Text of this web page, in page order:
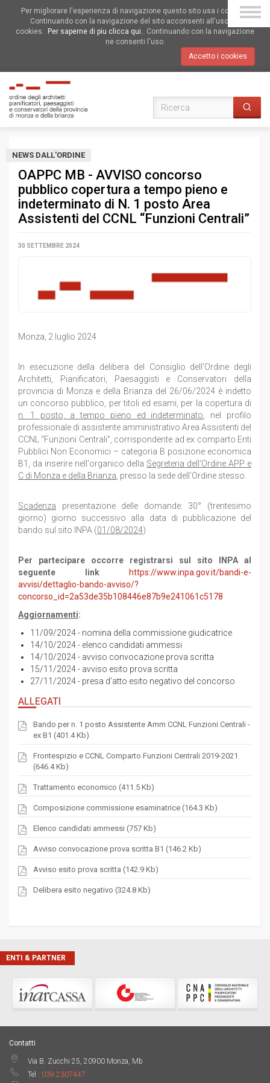
Per migliorare l'esperienza di navigazione questo sito usa i cookies.
Continuando con la navigazione del sito acconsenti all'uso dei
cookies.
Per saperne di piu clicca qui.. Continuando con la navigazione
ne consenti l'uso.
Accetto i cookies
NEWS DALL'ORDINE
OAPPC MB - AVVISO concorso
pubblico copertura a tempo pieno e
indeterminato di N. 1 posto Area
Assistenti del CCNL “Funzioni Centrali”
30 SETTEMBRE 2024
Monza, 2 luglio 2024
In esecuzione della delibera del Consiglio dell'Ordine degli
Architetti, Pianificatori, Paesaggisti e Conservatori della
provincia di Monza e della Brianza del 26/06/2024 è indetto
un concorso pubblico, per titoli ed esami, per la copertura di
n. 1 posto, a tempo pieno ed indeterminato , nel profilo
professionale di assistente amministrativo Area Assistenti del
CCNL “Funzioni Centrali”, corrispondente ad ex comparto Enti
Pubblici Non Economici – categoria B posizione economica
B1, da inserire nell'organico della Segreteria dell'Ordine APP e
C di Monza e della Brianza , presso la sede dell’Ordine stesso.
Scadenza presentazione delle domande: 30° (trentesimo
giorno) giorno successivo alla data di pubblicazione del
bando sul sito INPA (01/08/2024)
Per partecipare occorre registrarsi sul sito INPA al
seguente link
https://www.inpa.gov.it/bandi-e-
avvisi/dettaglio-bando-avviso/?
concorso_id=2a53de35b108446e87b9e241061c5178
Aggiornamenti:
11/09/2024 - nomina della commissione giudicatrice
14/10/2024 - elenco candidati ammessi
14/10/2024 - avviso convocazione prova scritta
15/11/2024 - avviso esito prova scritta
27/11/2024 - presa d'atto esito negativo del concorso
ALLEGATI
Bando per n. 1 posto Assistente Amm CCNL Funzioni Centrali -
ex B1 (401.4 Kb)
Frontespizio e CCNL Comparto Funzioni Centrali 2019-2021
(646.4 Kb)
Trattamento economico (411.5 Kb)
Composizione commissione esaminatrice (164.3 Kb)
Elenco candidati ammessi (757 Kb)
Avviso convocazione prova scritta B1 (146.2 Kb)
Avviso esito prova scritta (142.9 Kb)
Delibera esito negativo (324.8 Kb)
ENTI & PARTNER
Contatti
Via B. Zucchi 25, 20900 Monza, Mb
Tel : 039.2307447